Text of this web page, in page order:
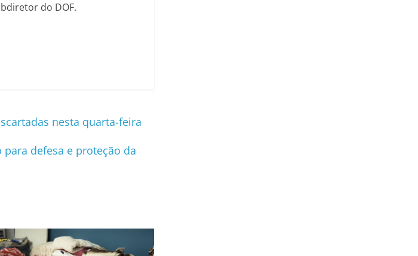
do DOF.
nesta quarta-feira
defesa e proteção da